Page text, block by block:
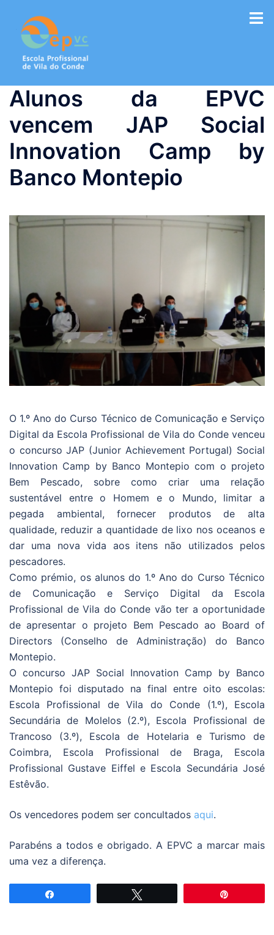
conteúdo
Alunos da EPVC
vencem JAP Social
Innovation Camp by
Banco Montepio
O 1.º Ano do Curso Técnico de Comunicação e Serviço
Digital da Escola Profissional de Vila do Conde venceu
o concurso JAP (Junior Achievement Portugal) Social
Innovation Camp by Banco Montepio com o projeto
Bem Pescado, sobre como criar uma relação
sustentável entre o Homem e o Mundo, limitar a
pegada ambiental, fornecer produtos de alta
qualidade, reduzir a quantidade de lixo nos oceanos e
dar uma nova vida aos itens não utilizados pelos
pescadores.
Como prémio, os alunos do 1.º Ano do Curso Técnico
de Comunicação e Serviço Digital da Escola
Profissional de Vila do Conde vão ter a oportunidade
de apresentar o projeto Bem Pescado ao Board of
Directors (Conselho de Administração) do Banco
Montepio.
O concurso JAP Social Innovation Camp by Banco
Montepio foi disputado na final entre oito escolas:
Escola Profissional de Vila do Conde (1.º), Escola
Secundária de Molelos (2.º), Escola Profissional de
Trancoso (3.º), Escola de Hotelaria e Turismo de
Coimbra, Escola Profissional de Braga, Escola
Profissional Gustave Eiffel e Escola Secundária José
Estêvão.
Os vencedores podem ser concultados aqui.
Parabéns a todos e obrigado. A EPVC a marcar mais
uma vez a diferença.